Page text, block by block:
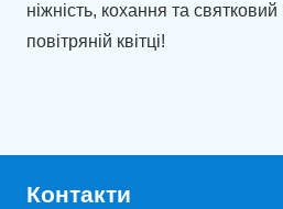
ніжність, кохання та святковий
повітряній квітці!
Контакти